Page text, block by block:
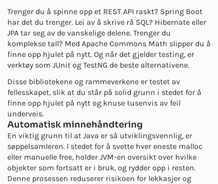
Trenger du å spinne opp et REST API raskt? Spring Boot
har det du trenger. Lei av å skrive rå SQL? Hibernate eller
JPA tar seg av de vanskelige delene. Trenger du
komplekse tall? Med Apache Commons Math slipper du å
finne opp hjulet på nytt. Og når det gjelder testing, er
verktøy som JUnit og TestNG de beste alternativene.
Disse bibliotekene og rammeverkene er testet av
fellesskapet, slik at du står på solid grunn i stedet for å
finne opp hjulet på nytt og knuse tusenvis av feil
underveis.
Automatisk minnehåndtering
En viktig grunn til at Java er så utviklingsvennlig, er
søppelsamleren. I stedet for å svette hver eneste malloc
eller manuelle free, holder JVM-en oversikt over hvilke
objekter som fortsatt er i bruk, og rydder opp i resten.
Denne prosessen reduserer risikoen for lekkasjer og